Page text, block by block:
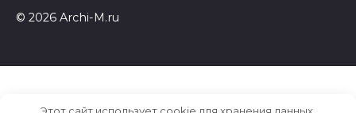
© 2026 Archi-M.ru